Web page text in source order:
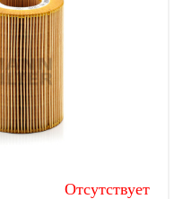
Отсутствует